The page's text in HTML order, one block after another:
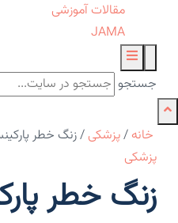
مقالات آموزشی
JAMA
جستجو
خانه /پزشکی /زنگ خطر
پزشکی
زنگ خطر